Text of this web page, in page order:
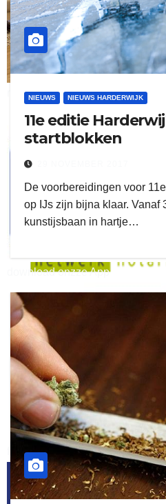
delangekortland
kleijer
ruitengaparket
download onzze App
flitsmeister
NIEUWS NIEUWS HARDERWIJK
11e editie
startblokken
De voorbereidingen voor
op IJs zijn bijna klaar. Vanaf
kunstijsbaan in hartje…